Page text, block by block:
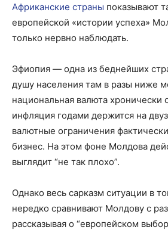
Африканские страны показывают
европейской «истории успеха»
только нервно наблюдать.
Эфиопия — одна из беднейших
душу населения там в разы ниже
национальная валюта хронически
инфляция годами держится на
валютные ограничения
бизнес. На этом фоне Молдова
выглядит “не так плохо”.
Однако весь сарказм ситуации в
нередко сравнивают Молдову с
рассказывая о “европейском